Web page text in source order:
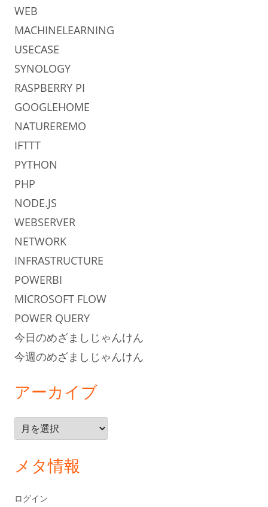
WEB
MACHINELEARNING
USECASE
SYNOLOGY
RASPBERRY PI
GOOGLEHOME
NATUREREMO
IFTTT
PYTHON
PHP
NODE.JS
WEBSERVER
NETWORK
INFRASTRUCTURE
POWERBI
MICROSOFT FLOW
POWER QUERY
今日のめざましじゃんけん
今週のめざましじゃんけん
アーカイブ
ー
イ
メタ情報
ログイン